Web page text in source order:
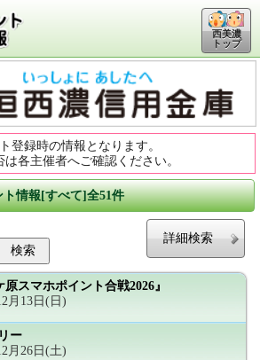
西美濃
トップ
登録時の情報となります。
は各主催者へご確認ください。
ト情報[すべて]全51件
詳細検索
スマホポイント合戦2026』
月13日(日)
ー
月26日(土)